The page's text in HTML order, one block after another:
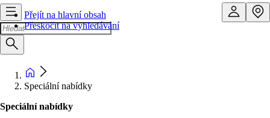
Přejít na hlavní obsah
Přeskočit na vyhledávání
Speciální nabídky
Speciální nabídky